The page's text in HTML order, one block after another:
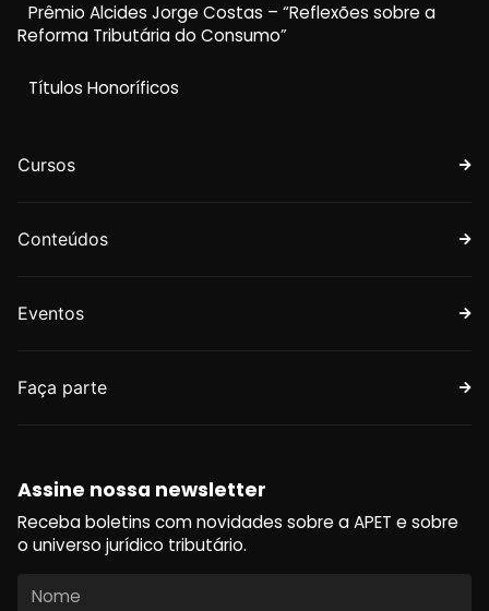
Prêmio Alcides Jorge Costas – “Reflexões sobre a
Reforma Tributária do Consumo”
Títulos Honoríficos
Cursos
Conteúdos
Eventos
Faça parte
Assine nossa newsletter
Receba boletins com novidades sobre a APET e sobre
o universo jurídico tributário.